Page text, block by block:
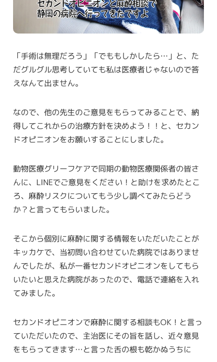
「手術は無理だろう」「でももしかしたら…」と、た
だグルグル思考していても私は医療者じゃないので答
えなんて出ません。
なので、他の先生のご意見をもらってみることで、納
得してこれからの治療方針を決めよう！！と、セカン
ドオピニオンをお願いすることにしました。
動物医療グリーフケアで同期の動物医療関係者の皆さ
んに、LINEでご意見をください！と助けを求めたとこ
ろ、麻酔リスクについてもう少し調べてみたらどう
か？と言ってもらいました。
そこから個別に麻酔に関する情報をいただいたことが
キッカケで、当初問い合わせていた病院ではありませ
んでしたが、私が一番セカンドオピニオンをしてもら
いたいと思えた病院があったので、電話で連絡を入れ
てみました。
セカンドオピニオンで麻酔に関する相談もOK！と言っ
ていただいたので、主治医にその旨を話し、近々意見
をもらってきます…と言った舌の根も乾かぬうちに